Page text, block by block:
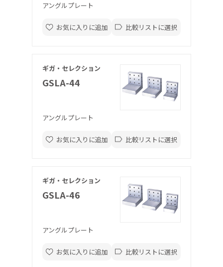
アングルプレート
お気に入りに追加 比較リストに選択
ギガ・セレクション
GSLA-44
アングルプレート
お気に入りに追加 比較リストに選択
ギガ・セレクション
GSLA-46
アングルプレート
お気に入りに追加 比較リストに選択